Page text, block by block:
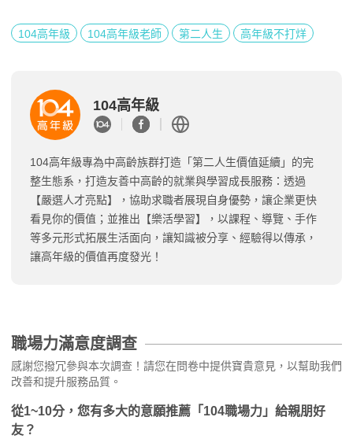
104高年級 104高年級老師 第二人生 高年級不打烊
104高年級
104高年級專為中高齡族群打造「第二人生價值延續」的完
整生態系，打造友善中高齡的就業與學習成長服務：透過
【嚴選人才亮點】，協助求職者展現自身優勢，讓企業更快
看見你的價值；並推出【樂活學習】，以課程、導覽、手作
等多元形式拓展生活面向，讓知識被分享、經驗得以傳承，
讓高年級的價值再度發光！
職場力滿意度調查
感謝您撥冗參與本次調查！請您在問卷中提供寶貴意見，以幫助我們
改善和提升服務品質。
從1~10分，您有多大的意願推薦「104職場力」給親朋好
友？